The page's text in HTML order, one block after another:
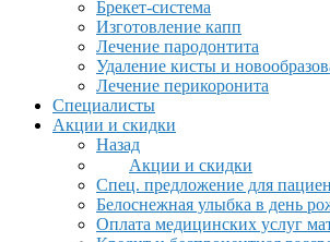
Брекет-система
Изготовление капп
Лечение пародонтита
Удаление кисты и
Лечение перикоронита
Специалисты
Акции и скидки
Назад
Акции и скидки
Спец. предложение для
Белоснежная улыбка в день
Оплата медицинских услуг